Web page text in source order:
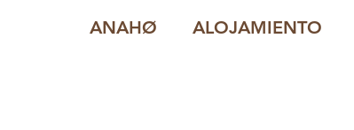
ANAHØ ALOJAMIENTO